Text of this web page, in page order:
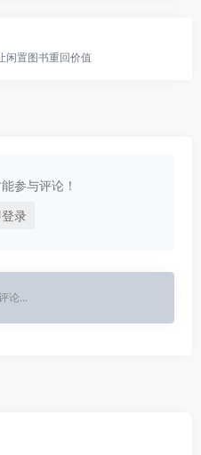
闲置图书重回价值
参与评论！
录
论...